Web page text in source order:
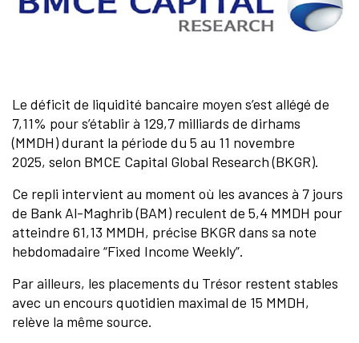
Le déficit de liquidité bancaire moyen s’est allégé de
7,11% pour s’établir à 129,7 milliards de dirhams
(MMDH) durant la période du 5 au 11 novembre
2025, selon BMCE Capital Global Research (BKGR).
Ce repli intervient au moment où les avances à 7 jours
de Bank Al-Maghrib (BAM) reculent de 5,4 MMDH pour
atteindre 61,13 MMDH, précise BKGR dans sa note
hebdomadaire “Fixed Income Weekly”.
Par ailleurs, les placements du Trésor restent stables
avec un encours quotidien maximal de 15 MMDH,
relève la même source.